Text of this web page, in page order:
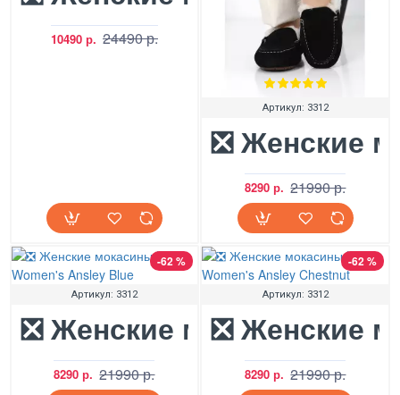
10490 р. 24490 р.
Артикул: 3312
❎ Женские
8290 р. 21990 р.
-62 %
Артикул: 3312
❎ Женские мокасины
8290 р. 21990 р.
-62 %
Артикул: 3312
❎ Женские
8290 р. 21990 р.